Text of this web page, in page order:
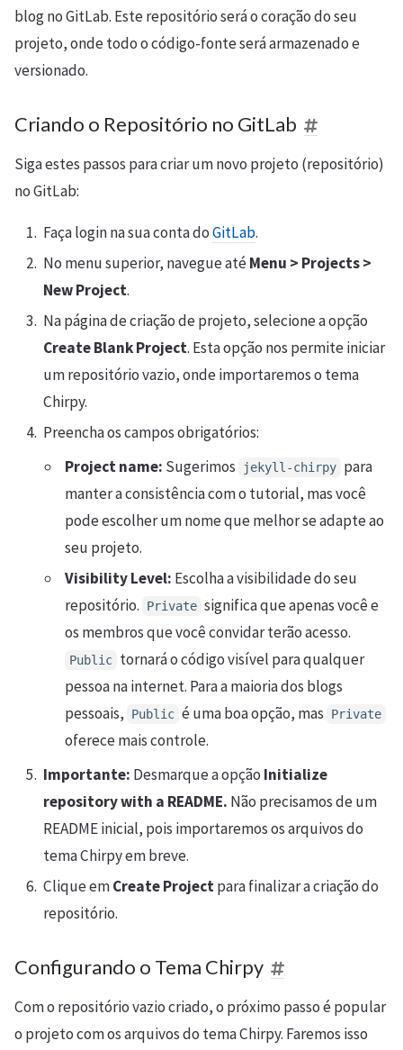
blog no GitLab. Este repositório será o coração do seu
projeto, onde todo o código-fonte será armazenado e
versionado.
Criando o Repositório no GitLab
Siga estes passos para criar um novo projeto (repositório)
no GitLab:
Faça login na sua conta doGitLab.
No menu superior, navegue atéMenu > Projects >
New Project.
Na página de criação de projeto, selecione a opção
Create Blank Project. Esta opção nos permite iniciar
um repositório vazio, onde importaremos o tema
Chirpy.
Preencha os campos obrigatórios:
Project name: Sugerimos jekyll-chirpy para
manter a consistência com o tutorial, mas você
pode escolher um nome que melhor se adapte ao
seu projeto.
Visibility Level: Escolha a visibilidade do seu
repositório.
Private significa que apenas você e
os membros que você convidar terão acesso.
Public tornará o código visível para qualquer
pessoa na internet. Para a maioria dos blogs
pessoais,
Public é uma boa opção, mas Private
oferece mais controle.
Importante: Desmarque a opção Initialize
repository with a README. Não precisamos de um
README inicial, pois importaremos os arquivos do
tema Chirpy em breve.
Clique emCreate Projectpara finalizar a criação do
repositório.
Configurando o Tema Chirpy
Com o repositório vazio criado, o próximo passo é popular
o projeto com os arquivos do tema Chirpy. Faremos isso